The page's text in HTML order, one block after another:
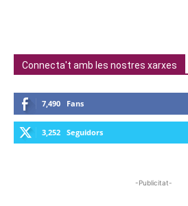
Connecta't amb les nostres xarxes
7,490 Fans
3,252 Seguidors
-Publicitat-